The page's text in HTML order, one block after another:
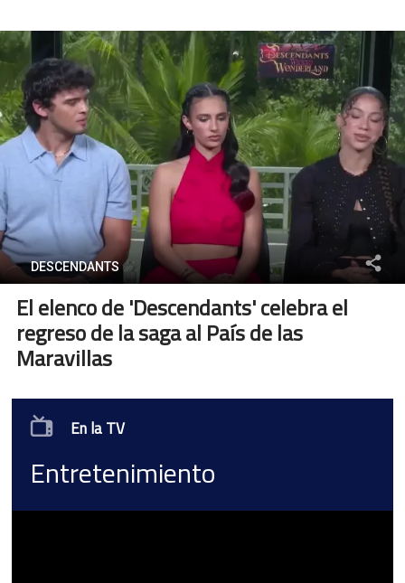
DESCENDANTS
El elenco de 'Descendants' celebra el
regreso de la saga al País de las
Maravillas
En la TV
Entretenimiento